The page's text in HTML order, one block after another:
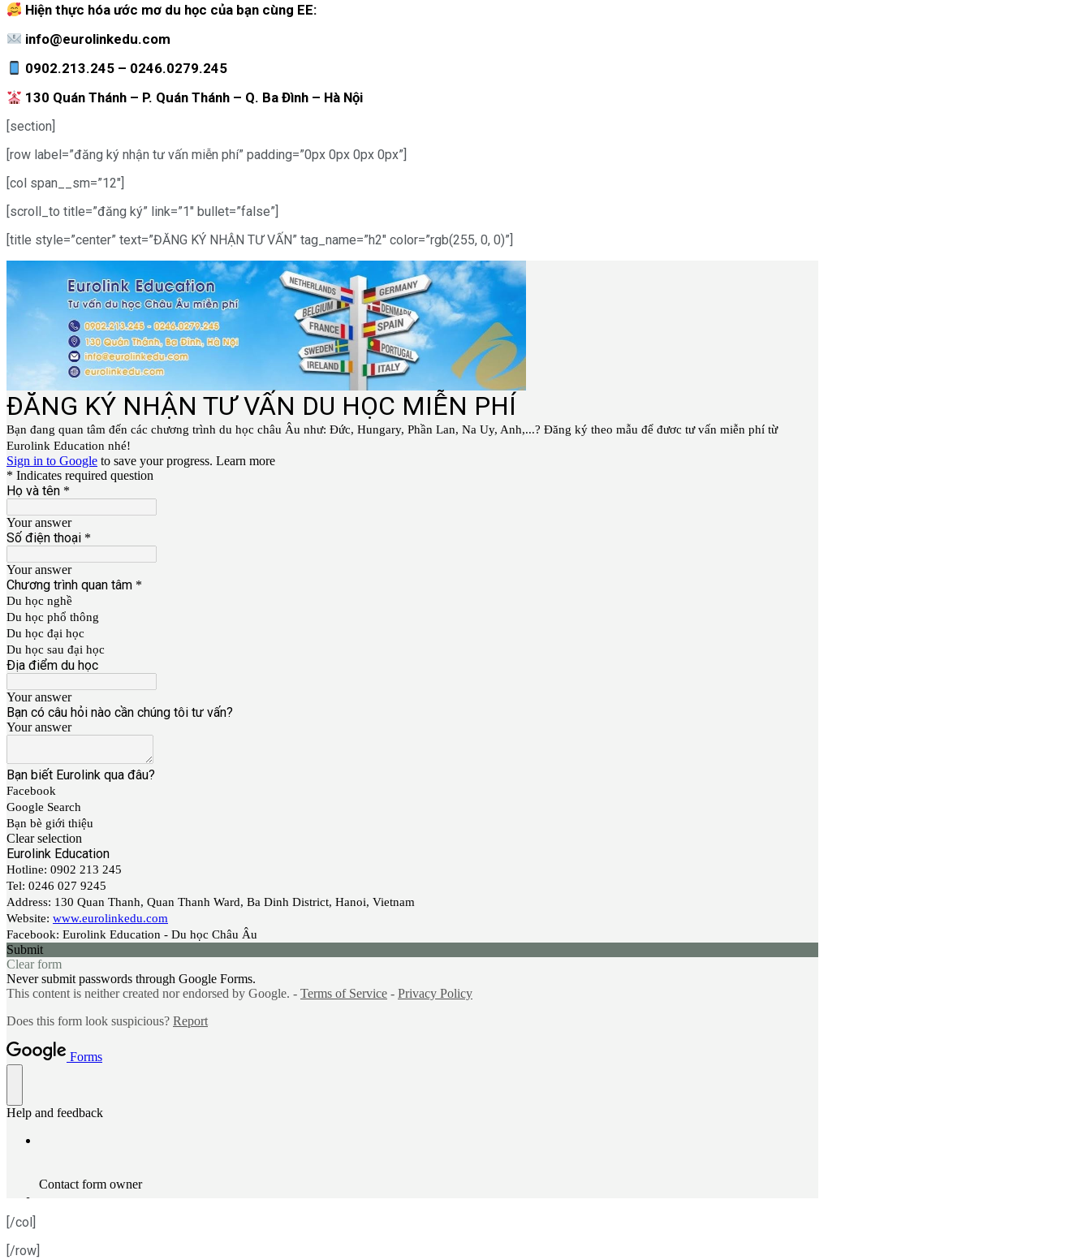
Hiện thực hóa ước mơ du học của bạn cùng EE:
info@eurolinkedu.com
0902.213.245 – 0246.0279.245
130 Quán Thánh – P. Quán Thánh – Q. Ba Đình – Hà Nội
[section]
[row label=”đăng ký nhận tư vấn miễn phí” padding=”0px 0px 0px 0px”]
[col span__sm=”12″]
[scroll_to title=”đăng ký” link=”1″ bullet=”false”]
[title style=”center” text=”ĐĂNG KÝ NHẬN TƯ VẤN” tag_name=”h2″ color=”rgb(255, 0, 0)”]
[/col]
[/row]